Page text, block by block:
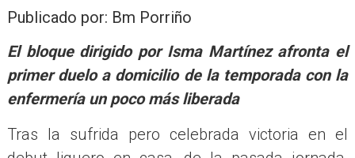
Publicado por: Bm Porriño
El bloque dirigido por Isma Martínez afronta el
primer duelo a domicilio de la temporada con la
enfermería un poco más liberada
Tras la sufrida pero celebrada victoria en el